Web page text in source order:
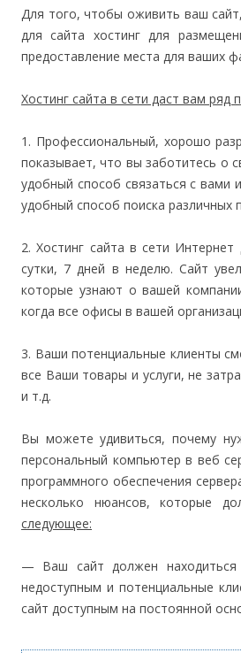
Для того, чтобы оживить ваш
для сайта хостинг для
предоставление места для ваших
Хостинг сайта в сети даст вам ряд
1. Профессиональный, хорошо
показывает, что вы заботитесь о
удобный способ связаться с вами
удобный способ поиска различных
2. Хостинг сайта в сети
сутки, 7 дней в неделю. Сайт
которые узнают о вашей
когда все офисы в вашей
3. Ваши потенциальные клиенты
все Ваши товары и услуги, не
и т.д.
Вы можете удивиться, почему
персональный компьютер в веб
программного обеспечения
несколько нюансов, которые
следующее:
— Ваш сайт должен находиться
недоступным и потенциальные
сайт доступным на постоянной